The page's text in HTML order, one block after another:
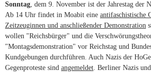
Sonntag, dem 9. November ist der Jahrestag der
Ab 14 Uhr findet in Moabit eine antifaschistische
Zeitzeuginnen und anschließender Demonstration
wollen "Reichsbürger" und die
"Montagsdemonstration" vor Reichstag und
Kundgebungen durchführen. Auch Nazis der
Gegenproteste sind angemeldet. Berliner Nazis